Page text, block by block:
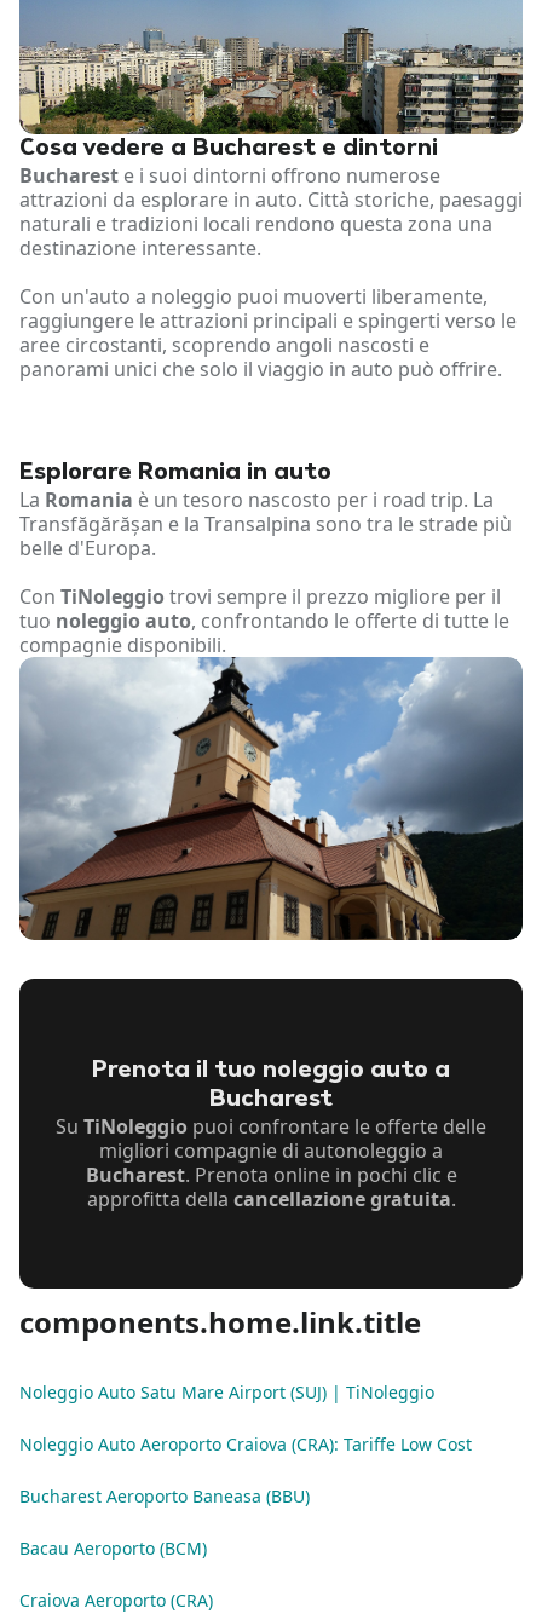
Cosa vedere a Bucharest e dintorni
Bucharest e i suoi dintorni offrono numerose
attrazioni da esplorare in auto. Città storiche, paesaggi
naturali e tradizioni locali rendono questa zona una
destinazione interessante.
Con un'auto a noleggio puoi muoverti liberamente,
raggiungere le attrazioni principali e spingerti verso le
aree circostanti, scoprendo angoli nascosti e
panorami unici che solo il viaggio in auto può offrire.
Esplorare Romania in auto
La Romania è un tesoro nascosto per i road trip. La
Transfăgărășan e la Transalpina sono tra le strade più
belle d'Europa.
Con TiNoleggiotrovi sempre il prezzo migliore per il
tuo noleggio auto, confrontando le offerte di tutte le
compagnie disponibili.
Prenota il tuo noleggio auto a
Bucharest
Su TiNoleggio puoi confrontare le offerte delle
migliori compagnie di autonoleggio a
Bucharest. Prenota online in pochi clic e
approfitta della cancellazione gratuita.
components.home.link.title
Noleggio Auto Satu Mare Airport (SUJ) | TiNoleggio
Noleggio Auto Aeroporto Craiova (CRA): Tariffe Low Cost
Bucharest Aeroporto Baneasa (BBU)
Bacau Aeroporto (BCM)
Craiova Aeroporto (CRA)